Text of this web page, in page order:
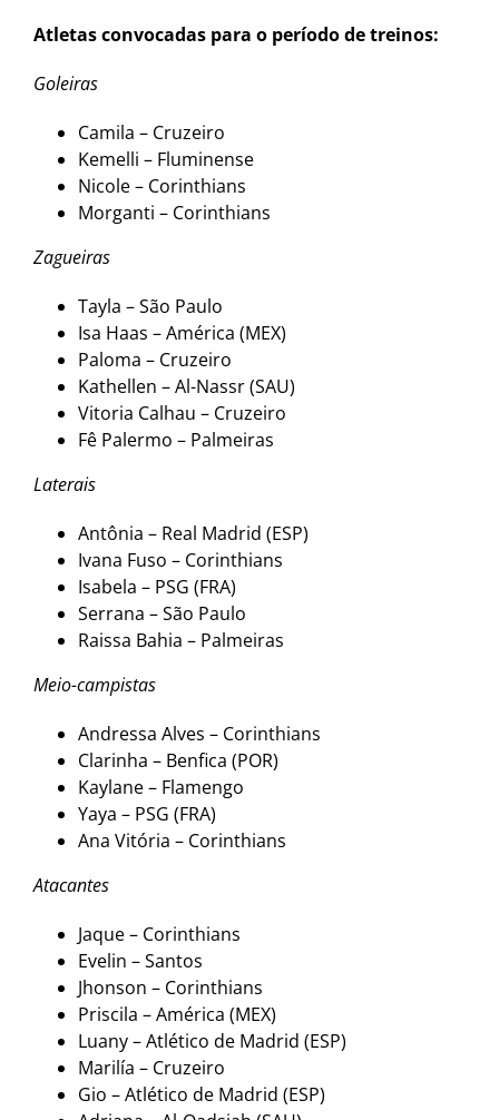
Atletas convocadas para o período de treinos:
Goleiras
Camila – Cruzeiro
Kemelli – Fluminense
Nicole – Corinthians
Morganti – Corinthians
Zagueiras
Tayla – São Paulo
Isa Haas – América (MEX)
Paloma – Cruzeiro
Kathellen – Al-Nassr (SAU)
Vitoria Calhau – Cruzeiro
Fê Palermo – Palmeiras
Laterais
Antônia – Real Madrid (ESP)
Ivana Fuso – Corinthians
Isabela – PSG (FRA)
Serrana – São Paulo
Raissa Bahia – Palmeiras
Meio-campistas
Andressa Alves – Corinthians
Clarinha – Benfica (POR)
Kaylane – Flamengo
Yaya – PSG (FRA)
Ana Vitória – Corinthians
Atacantes
Jaque – Corinthians
Evelin – Santos
Jhonson – Corinthians
Priscila – América (MEX)
Luany – Atlético de Madrid (ESP)
Marilía – Cruzeiro
Gio – Atlético de Madrid (ESP)